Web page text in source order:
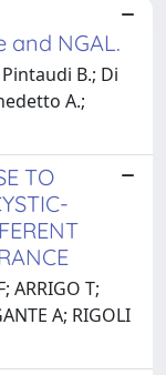
NGAL.
B.; Di
A.;
TO
ARRIGO T;
A; RIGOLI